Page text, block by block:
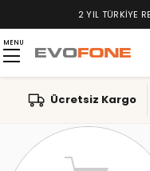
2 YIL TÜRKIYE
MENU
Ücretsiz Kargo